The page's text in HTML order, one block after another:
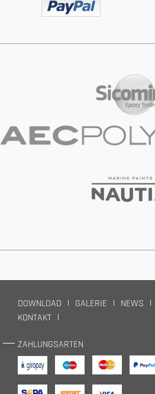
DOWNLOAD GALERIE NEWS
KONTAKT
ZAHLUNGSARTEN